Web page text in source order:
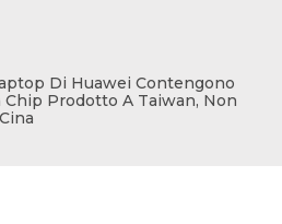
Di Huawei Contengono
Chip Prodotto A Taiwan, Non